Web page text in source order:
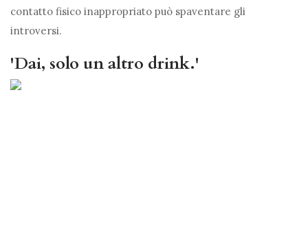
contatto fisico inappropriato può spaventare gli
introversi.
'Dai, solo un altro drink.'